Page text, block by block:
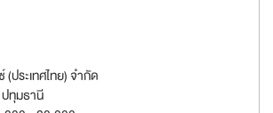
ประเทศไทย) จำกัด
ปทุมธานี